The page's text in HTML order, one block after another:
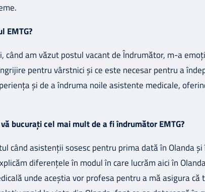
EMTG?
am văzut postul vacant de Îndrumător, m-a
pentru vârstnici și ce este necesar pentru a
și de a îndruma noile asistente medicale,
bucurați cel mai mult de a fi îndrumător EMTG?
când asistenții sosesc pentru prima dată în Olanda
diferențele în modul în care lucrăm aici în
unde aceștia vor profesa pentru a mă asigura